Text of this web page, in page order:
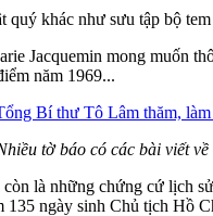
khác như sưu tập bộ
Jacquemin mong muốn
năm 1969...
tờ báo có các bài viết
là những chứng cứ lịch
135 ngày sinh Chủ tịch Hồ